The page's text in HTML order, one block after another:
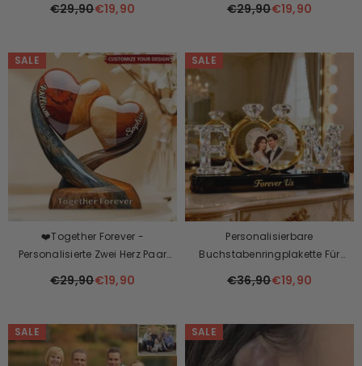
€29,90€19,90 €29,90€19,90
SALE
❤️Together Forever -
Personalisierte Zwei Herz Paar
€29,90€19,90
SALE
Personalisierbare
Buchstabenringplakette Für
€36,90€19,90
SALE SALE